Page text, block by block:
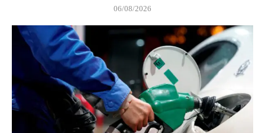
06/08/2026